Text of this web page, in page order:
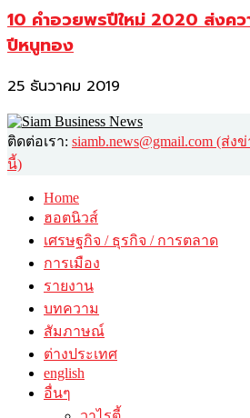
10 คำอวยพรปีใหม่ 2020 ส่งค
ปีหนูทอง
25 ธันวาคม 2019
ติดต่อเรา: siamb.news@gmail.com (
นี้)
Home
ฮอตนิวส์
เศรษฐกิจ / ธุรกิจ / การตลาด
การเมือง
รายงาน
บทความ
สัมภาษณ์
ต่างประเทศ
english
อื่นๆ